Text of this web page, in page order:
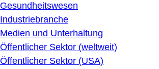
Gesundheitswesen
Industriebranche
Medien und Unterhaltung
Öffentlicher Sektor (weltweit)
Öffentlicher Sektor (USA)